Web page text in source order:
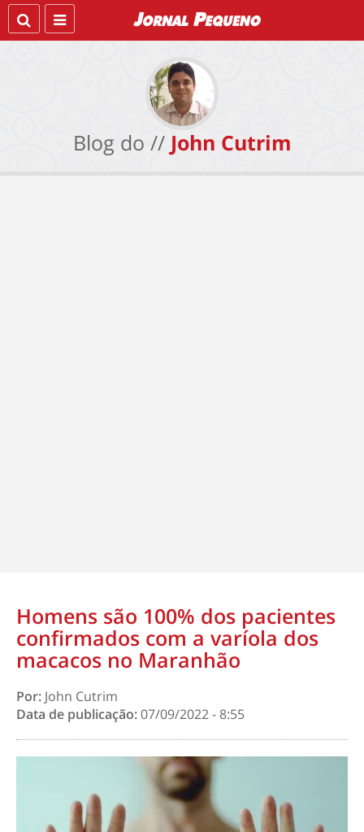
Blog do // John Cutrim
Homens são 100% dos pacientes
confirmados com a varíola dos
macacos no Maranhão
Por: John Cutrim
Data de publicação:07/09/2022 - 8:55